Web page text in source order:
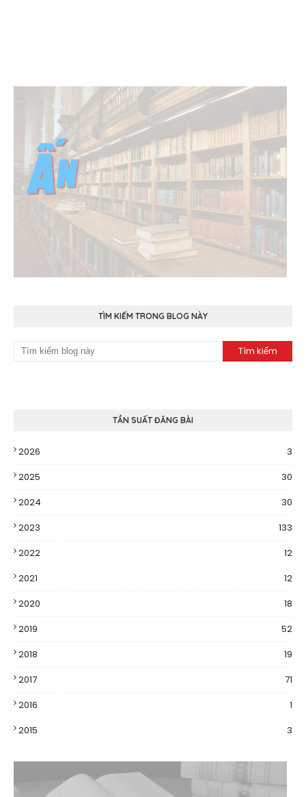
TÌM KIẾM TRONG BLOG NÀY
TẦN SUẤT ĐĂNG BÀI
2026
3
2025
30
2024
30
2023
133
2022
12
2021
12
2020
18
2019
52
2018
19
2017
71
2016
1
2015
3